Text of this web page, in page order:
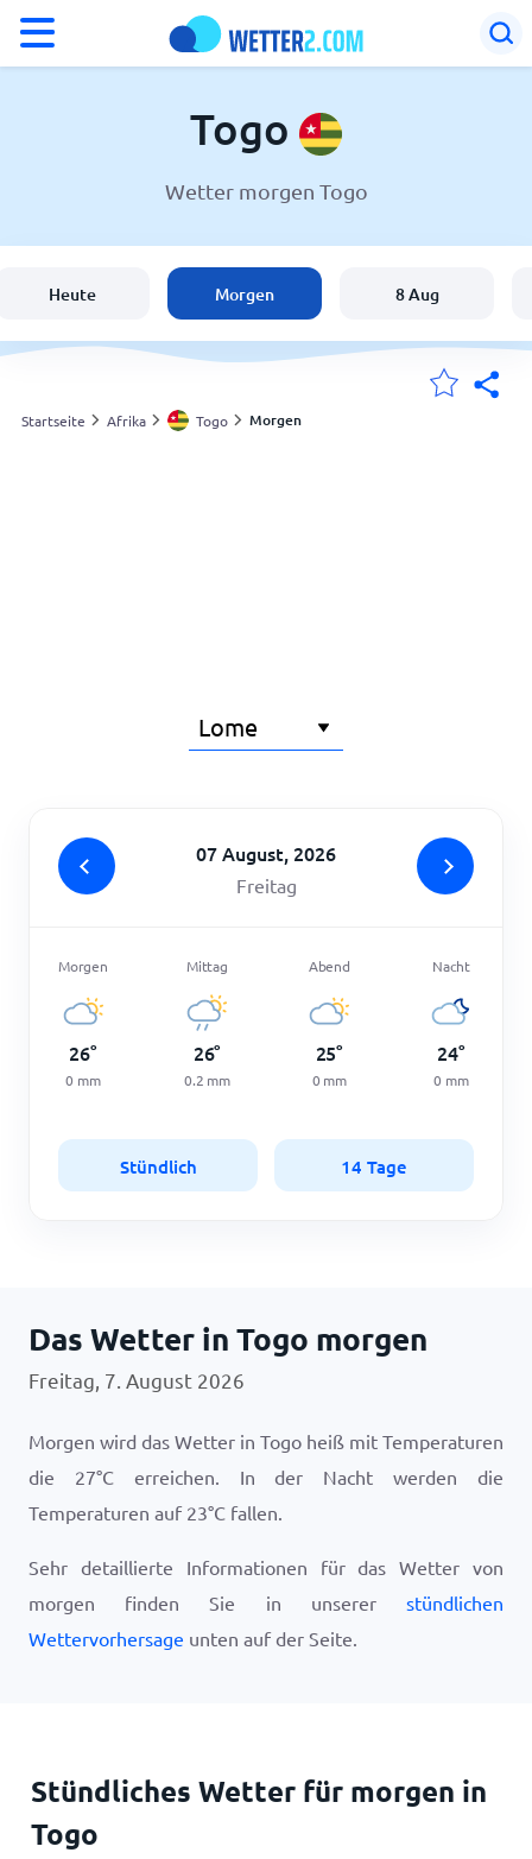
Schweiz
Deutschland
Togo
Wetter morgen Togo
Heute Morgen 8 Aug
Startseite Afrika Togo Morgen
07 August, 2026
Freitag
Morgen
26°
0 mm
Mittag
26°
0.2 mm
Abend
25°
0 mm
Nacht
24°
0 mm
Stündlich 14 Tage
Das Wetter in Togo morgen
Freitag, 7. August 2026
Morgen wird das Wetter in Togo heiß mit Temperaturen
die 27°Cerreichen. In der Nacht werden die
Temperaturen auf 23°C fallen.
Sehr detaillierte Informationen für das Wetter von
morgen finden Sie in unserer stündlichen
Wettervorhersage unten auf der Seite.
Stündliches Wetter für morgen in
Togo